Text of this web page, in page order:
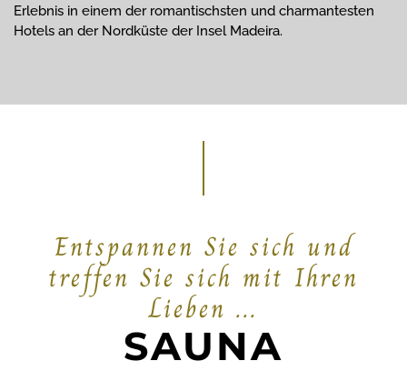
Erlebnis in einem der romantischsten und charmantesten
Hotels an der Nordküste der Insel Madeira.
Entspannen Sie sich und
treffen Sie sich mit Ihren
Lieben ...
SAUNA